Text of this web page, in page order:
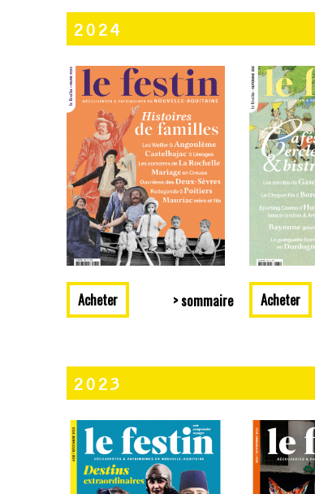
2024
> sommaire
Acheter Acheter
2023